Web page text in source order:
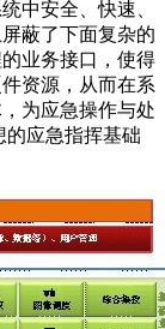
中安全、快速、
蔽了下面复杂的
业务接口，使得
资源，从而在系
为应急操作与处
的应急指挥基础